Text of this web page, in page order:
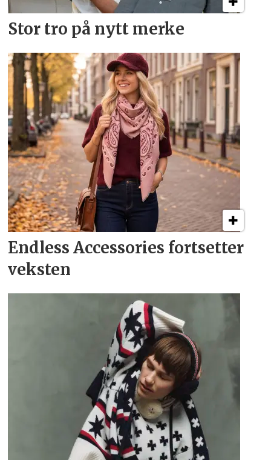
Stor tro på nytt merke
Endless Accessories fortsetter
veksten